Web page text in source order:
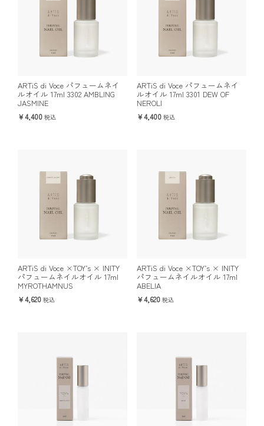
ARTiS di Voce パフュームネイ
ルオイル 17ml 3302 AMBLING
JASMINE
4,400 税込
ARTiS di Voce パフュームネイ
ルオイル 17ml 3301 DEW OF
NEROLI
4,400 税込
ARTiS di Voce ×TOY’s × INITY
パフュームネイルオイル 17ml
MYROTHAMNUS
4,620 税込
ARTiS di Voce ×TOY’s × INITY
パフュームネイルオイル 17ml
ABELIA
4,620 税込